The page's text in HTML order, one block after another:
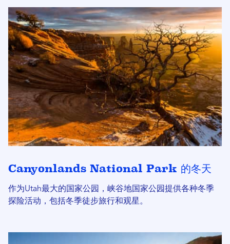
Canyonlands National Park 的冬天
作为Utah最大的国家公园，峡谷地国家公园提供各种冬季
探险活动，包括冬季徒步旅行和观星。